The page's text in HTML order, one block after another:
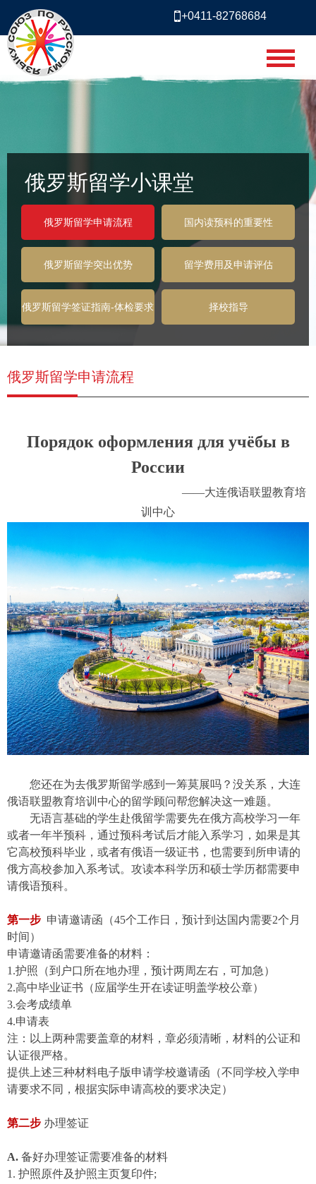
+0411-82768684
俄罗斯留学小课堂
俄罗斯留学申请流程 国内读预科的重要性
俄罗斯留学突出优势 留学费用及申请评估
俄罗斯留学签证指南-体检要求 择校指导
俄罗斯留学申请流程
Порядок оформления для учёбы в
России
——大连俄语联盟教育培
训中心
您还在为去俄罗斯留学感到一筹莫展吗？没关系，大连
俄语联盟教育培训中心的留学顾问帮您解决这一难题。
无语言基础的学生赴俄留学需要先在俄方高校学习一年
或者一年半预科，通过预科考试后才能入系学习，如果是其
它高校预科毕业，或者有俄语一级证书，也需要到 所申请的
俄方高校参加入系考试。攻读本科学历和硕士学历都需要申
请俄语预科。
第一步 申请邀请函（45个工作日，预计到达国内需要2个月
时间）
申请邀请函需要准备的材料 ：
1.护照（到户口所在地办理 ，预计两周左右，可加急 ）
2.高中毕业证书（应届学生开在读证明盖学校公章）
3.会考成绩单
4.申请表
注：以上两种需要盖章的材料，章必须清晰，材料的公证和
认证很严格。
提供上述三种材料电子版申请学校邀请函（不同学校入学申
请要求不同，根据实际申请高校的要求决定）
第二步 办理签证
A. 备好办理签证需要准备的材料
1. 护照原件及护照主页复印件;